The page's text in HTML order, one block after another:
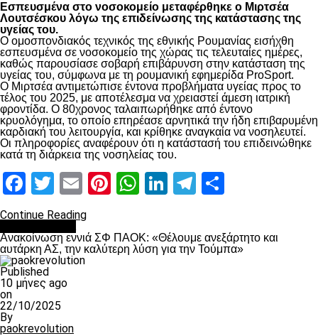
Εσπευσμένα στο νοσοκομείο μεταφέρθηκε ο Μιρτσέα
Λουτσέσκου λόγω της επιδείνωσης της κατάστασης της
υγείας του.
Ο ομοσπονδιακός τεχνικός της εθνικής Ρουμανίας εισήχθη
εσπευσμένα σε νοσοκομείο της χώρας τις τελευταίες ημέρες,
καθώς παρουσίασε σοβαρή επιβάρυνση στην κατάσταση της
υγείας του, σύμφωνα με τη ρουμανική εφημερίδα ProSport.
Ο Μιρτσέα αντιμετώπισε έντονα προβλήματα υγείας προς το
τέλος του 2025, με αποτέλεσμα να χρειαστεί άμεση ιατρική
φροντίδα. Ο 80χρονος ταλαιπωρήθηκε από έντονο
κρυολόγημα, το οποίο επηρέασε αρνητικά την ήδη επιβαρυμένη
καρδιακή του λειτουργία, και κρίθηκε αναγκαία να νοσηλευτεί.
Οι πληροφορίες αναφέρουν ότι η κατάστασή του επιδεινώθηκε
κατά τη διάρκεια της νοσηλείας του.
Facebook
Twitter
EmailPinterest
WhatsApp
LinkedIn
Telegram
Continue Reading
Ανακοίνωση εννιά ΣΦ ΠΑΟΚ: «Θέλουμε ανεξάρτητο και
αυτάρκη ΑΣ, την καλύτερη λύση για την Τούμπα»
Published
10 μήνες ago
on
22/10/2025
By
paokrevolution